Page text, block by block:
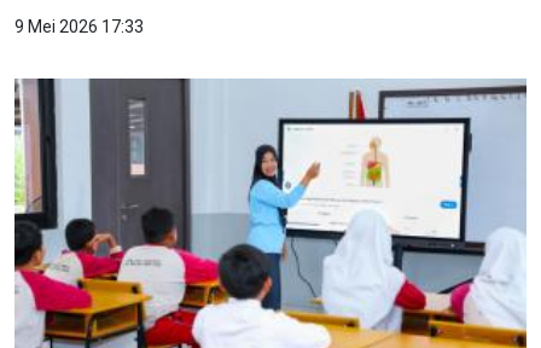
9 Mei 2026 17:33